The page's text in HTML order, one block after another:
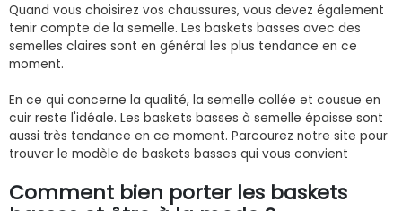
Quand vous choisirez vos chaussures, vous devez également
tenir compte de la semelle. Les baskets basses avec des
semelles claires sont en général les plus tendance en ce
moment.
En ce qui concerne la qualité, la semelle collée et cousue en
cuir reste l'idéale. Les baskets basses à semelle épaisse sont
aussi très tendance en ce moment. Parcourez notre site pour
trouver le modèle de baskets basses qui vous convient
Comment bien porter les baskets